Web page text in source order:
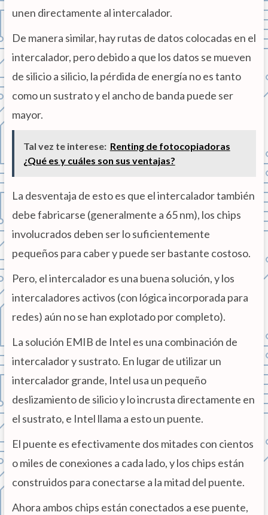
unen directamente al intercalador.
De manera similar, hay rutas de datos colocadas en el
intercalador, pero debido a que los datos se mueven
de silicio a silicio, la pérdida de energía no es tanto
como un sustrato y el ancho de banda puede ser
mayor.
Tal vez te interese: Renting de fotocopiadoras
¿Qué es y cuáles son sus ventajas?
La desventaja de esto es que el intercalador también
debe fabricarse (generalmente a 65 nm), los chips
involucrados deben ser lo suficientemente
pequeños para caber y puede ser bastante costoso.
Pero, el intercalador es una buena solución, y los
intercaladores activos (con lógica incorporada para
redes) aún no se han explotado por completo).
La solución EMIB de Intel es una combinación de
intercalador y sustrato. En lugar de utilizar un
intercalador grande, Intel usa un pequeño
deslizamiento de silicio y lo incrusta directamente en
el sustrato, e Intel llama a esto un puente.
El puente es efectivamente dos mitades con cientos
o miles de conexiones a cada lado, y los chips están
construidos para conectarse a la mitad del puente.
Ahora ambos chips están conectados a ese puente,